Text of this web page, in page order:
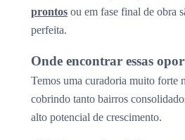
prontos ou em fase final de obra
perfeita.
Onde encontrar essas
Temos uma curadoria muito forte
cobrindo tanto bairros
alto potencial de crescimento.